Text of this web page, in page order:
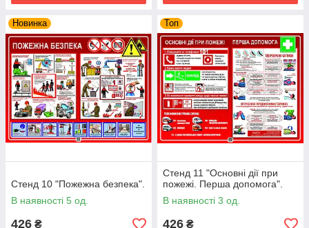
Новинка
Стенд 10 "Пожежна безпека".
В наявності 5 од.
426 ₴
Топ
Стенд 11 "Основні дії при
пожежі. Перша допомога".
В наявності 3 од.
426 ₴